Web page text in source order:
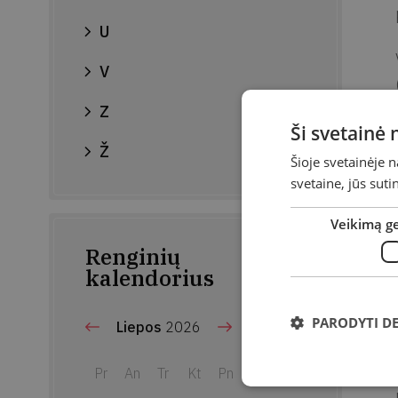
U
V
Z
Ž
Renginių
kalendorius
Liepos 2026
Pr An Tr Kt Pn
Ši svetainė
Šioje svetainėje
svetaine, jūs
Veikimą
PARODYTI